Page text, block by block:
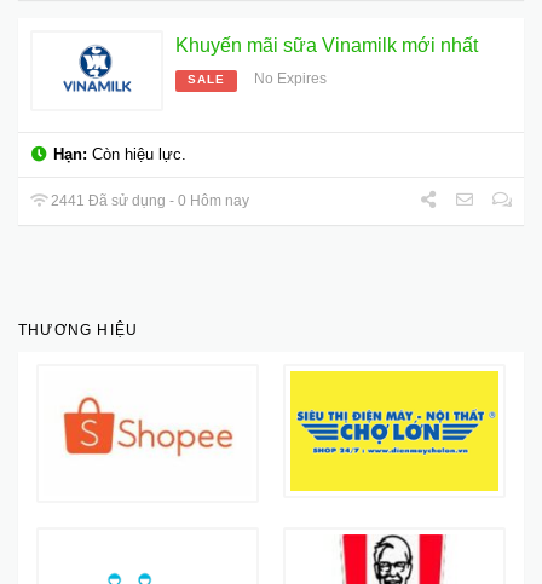
Khuyến mãi sữa Vinamilk mới nhất
SALE No Expires
Hạn: Còn hiệu lực.
2441 Đã sử dụng - 0 Hôm nay
THƯƠNG HIỆU